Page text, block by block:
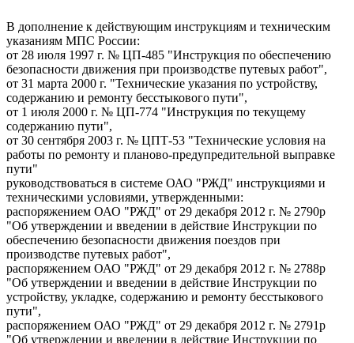
В дополнение к действующим инструкциям и техническим
указаниям МПС России:
от 28 июля 1997 г. № ЦП-485 "Инструкция по обеспечению
безопасности движения при производстве путевых работ",
от 31 марта 2000 г. "Технические указания по устройству,
содержанию и ремонту бесстыкового пути",
от 1 июля 2000 г. № ЦП-774 "Инструкция по текущему
содержанию пути",
от 30 сентября 2003 г. № ЦПТ-53 "Технические условия на
работы по ремонту и планово-предупредительной выправке
пути"
руководствоваться в системе ОАО "РЖД" инструкциями и
техническими условиями, утвержденными:
распоряжением ОАО "РЖД" от 29 декабря 2012 г. № 2790р
"Об утверждении и введении в действие Инструкции по
обеспечению безопасности движения поездов при
производстве путевых работ",
распоряжением ОАО "РЖД" от 29 декабря 2012 г. № 2788р
"Об утверждении и введении в действие Инструкции по
устройству, укладке, содержанию и ремонту бесстыкового
пути",
распоряжением ОАО "РЖД" от 29 декабря 2012 г. № 2791р
"Об утверждении и введении в действие Инструкции по